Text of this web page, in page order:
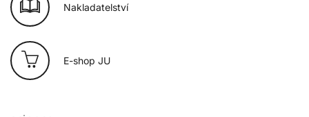
Nakladatelství
E-shop JU